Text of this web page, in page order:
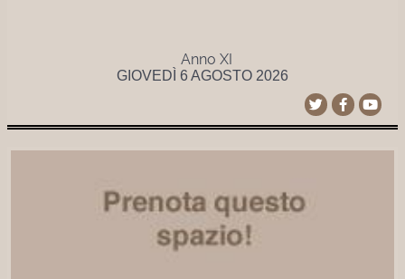
Anno XI
GIOVEDÌ 6 AGOSTO 2026